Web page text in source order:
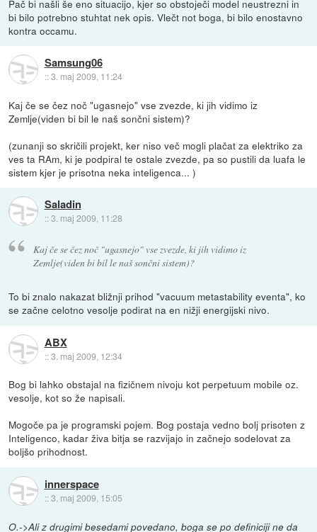
Pač bi našli še eno situacijo, kjer so obstoječi model neustrezni in
bi bilo potrebno stuhtat nek opis. Vlečt not boga, bi bilo enostavno
kontra occamu.
Samsung06
::3. maj 2009, 11:24
Kaj če se čez noč "ugasnejo" vse zvezde, ki jih vidimo iz
Zemlje(viden bi bil le naš sončni sistem)?
(zunanji so skričili projekt, ker niso več mogli plačat za elektriko za
ves ta RAm, ki je podpiral te ostale zvezde, pa so pustili da luafa le
sistem kjer je prisotna neka inteligenca... )
Saladin
::3. maj 2009, 11:28
Kaj če se čez noč "ugasnejo" vse zvezde, ki jih vidimo iz
Zemlje(viden bi bil le naš sončni sistem)?
To bi znalo nakazat bližnji prihod "vacuum metastability eventa", ko
se začne celotno vesolje podirat na en nižji energijski nivo.
ABX
::3. maj 2009, 12:34
Bog bi lahko obstajal na fizičnem nivoju kot perpetuum mobile oz.
vesolje, kot so že napisali.
Mogoče pa je programski pojem. Bog postaja vedno bolj prisoten z
Inteligenco, kadar živa bitja se razvijajo in začnejo sodelovat za
boljšo prihodnost.
innerspace
::3. maj 2009, 15:05
O.->Ali z drugimi besedami povedano, boga se po definiciji ne da